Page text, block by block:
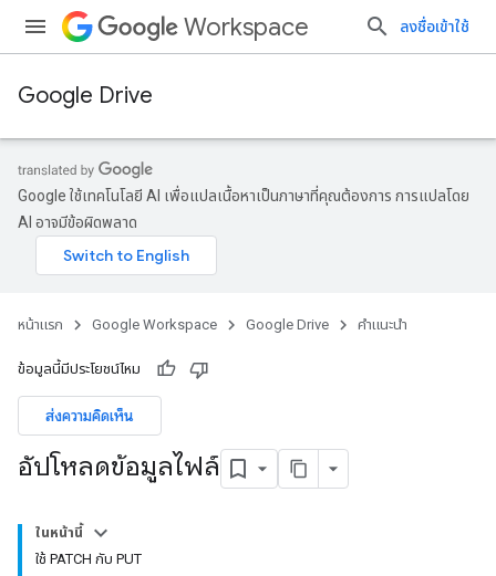
Workspace ลงชื่อเข้าใช้
Google Drive
Google ใช้เทคโนโลยี AI เพื่อแปลเนื้อหาเป็นภาษาที่คุณต้องการ การแปลโดย
AI อาจมีข้อผิดพลาด
หน้าแรก Google Workspace Google Drive คำแนะนำ
ข้อมูลนี้มีประโยชน์ไหม
ส่งความคิดเห็น
อัปโหลดข้อมูลไฟล์
ในหน้านี้
ใช้ PATCH กับ PUT